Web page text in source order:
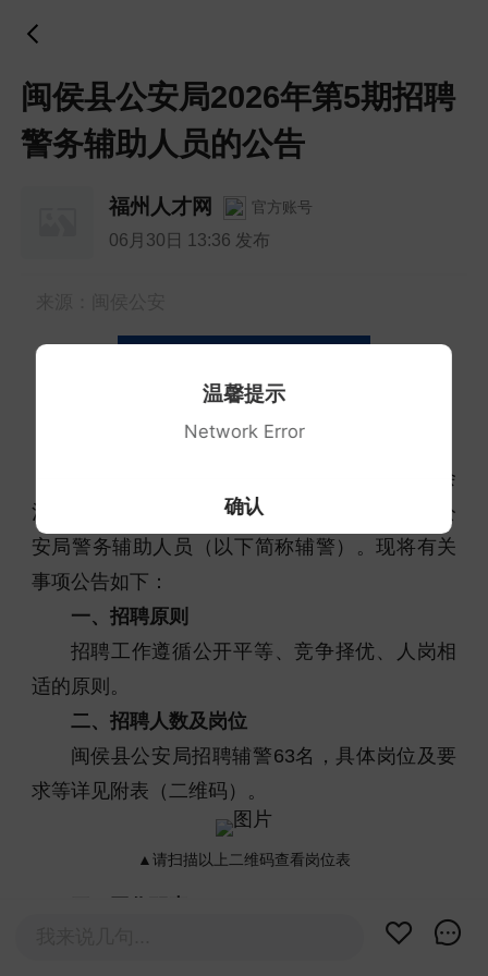
闽侯县公安局2026年第5期招聘
警务辅助人员的公告
福州人才网 官方账号
06月30日 13:36 发布
招聘警务辅助人员的公告
为更好地维护社会治安秩序，切实提高社会
治安防控能力，决定面向社会公开招聘闽侯县公
安局警务辅助人员（以下简称辅警）。现将有关
事项公告如下：
一、招聘原则
招聘工作遵循公开平等、竞争择优、人岗相
适的原则。
二、招聘人数及岗位
闽侯县公安局招聘辅警63名，具体岗位及要
求等详见附表（二维码）。
▲请扫描以上二维码查看岗位表
参与公安机关执法岗位的相关警务辅助工
温馨提示
Network Error
确认